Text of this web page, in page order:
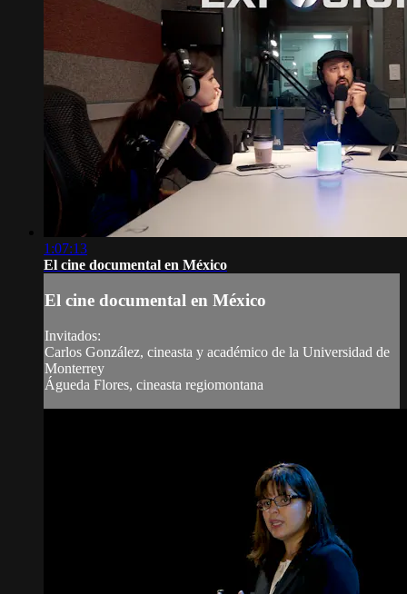
1:07:13
El cine documental en México
El cine documental en México
Invitados:
Carlos González, cineasta y académico de la Universidad de
Monterrey
Águeda Flores, cineasta regiomontana